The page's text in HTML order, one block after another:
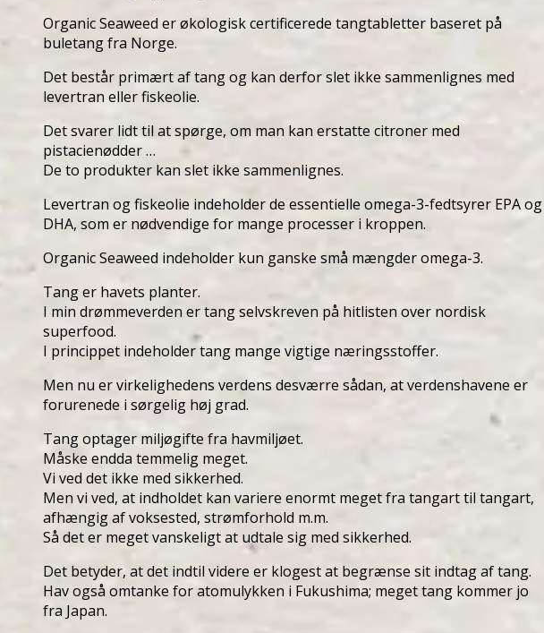
Organic Seaweed er økologisk certificerede tangtabletter baseret på
buletang fra Norge.
Det består primært af tang og kan derfor slet ikke sammenlignes med
levertran eller fiskeolie.
Det svarer lidt til at spørge, om man kan erstatte citroner med
pistacienødder …
De to produkter kan slet ikke sammenlignes.
Levertran og fiskeolie indeholder de essentielle omega-3-fedtsyrer EPA og
DHA, som er nødvendige for mange processer i kroppen.
Organic Seaweed indeholder kun ganske små mængder omega-3.
Tang er havets planter.
I min drømmeverden er tang selvskreven på hitlisten over nordisk
superfood.
I princippet indeholder tang mange vigtige næringsstoffer.
Men nu er virkelighedens verdens desværre sådan, at verdenshavene er
forurenede i sørgelig høj grad.
Tang optager miljøgifte fra havmiljøet.
Måske endda temmelig meget.
Vi ved det ikke med sikkerhed.
Men vi ved, at indholdet kan variere enormt meget fra tangart til tangart,
afhængig af voksested, strømforhold m.m.
Så det er meget vanskeligt at udtale sig med sikkerhed.
Det betyder, at det indtil videre er klogest at begrænse sit indtag af tang.
Hav også omtanke for atomulykken i Fukushima; meget tang kommer jo
fra Japan.